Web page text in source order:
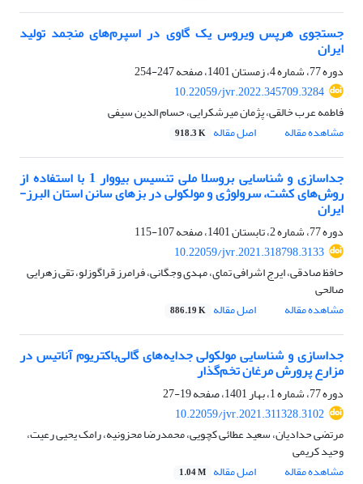
جستجوی هرپس ویروس یک گاوی در اسپرم‌های منجمد تولید
ایران
دوره 77، شماره 4، زمستان 1401، صفحه
247-254
10.22059/jvr.2022.345709.3284
فاطمه عرب خالقی، پژمان میرشکرایی، حسام الدین سیفی
مشاهده مقاله
اصل مقاله 918.3 K
جداسازی و شناسایی بروسلا ملی تنسیس بیووار 1 با استفاده از
روش‌های کشت، سرولوژی و مولکولی در بزهای سانن استان البرز-
ایران
دوره 77، شماره 2، تابستان 1401، صفحه
107-115
10.22059/jvr.2021.318798.3133
حافظ صادقی، ایرج اشرافی تمای، مهدی وجگانی، فرامرز قراگوزلو، تقی زهرایی
صالحی
مشاهده مقاله
اصل مقاله 886.19 K
جداسازی و شناسایی مولکولی جدایه‌های گالی‌باکتریوم آناتیس در
مزارع پرورش مرغان تخم‌گذار
دوره 77، شماره 1، بهار 1401، صفحه
19-27
10.22059/jvr.2021.311328.3102
مرتضی حدادیان، سعید عطائی کچویی، محمدرضا محزونیه، رامک یحیی رعیت،
وحید کریمی
مشاهده مقاله
اصل مقاله 1.04 M